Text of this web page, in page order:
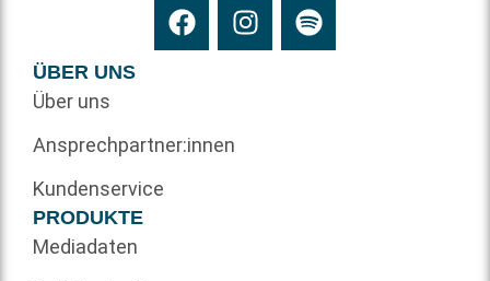
ÜBER UNS
Über uns
Ansprechpartner:innen
Kundenservice
PRODUKTE
Mediadaten